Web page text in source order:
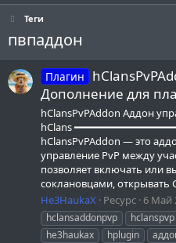
Теги
пвпаддон
Плагин
Дополнение для
hClansPvPAddon Аддон
hClans
hClansPvPAddon — это
управление PvP между
позволяет включать или
соклановцами, открывать
He3HaukaX Ресурс 6 Май
hclansaddonpvp
hclanspvp
he3haukax
hplugin